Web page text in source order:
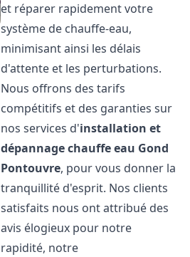
et réparer rapidement votre
système de chauffe-eau,
minimisant ainsi les délais
d'attente et les perturbations.
Nous offrons des tarifs
compétitifs et des garanties sur
nos services d'installation et
dépannage chauffe eau Gond
Pontouvre, pour vous donner la
tranquillité d'esprit. Nos clients
satisfaits nous ont attribué des
avis élogieux pour notre
rapidité, notre